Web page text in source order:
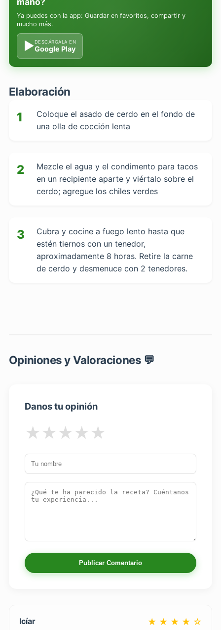
Ya puedes con la app: Guardar en favoritos, compartir y
mucho más.
▶DESCÁRGALA EN
Google Play
Elaboración
1
Coloque el asado de cerdo en el fondo de
una olla de cocción lenta
2
Mezcle el agua y el condimento para tacos
en un recipiente aparte y viértalo sobre el
cerdo; agregue los chiles verdes
3
Cubra y cocine a fuego lento hasta que
estén tiernos con un tenedor,
aproximadamente 8 horas. Retire la carne
de cerdo y desmenuce con 2 tenedores.
Opiniones y Valoraciones 💬
Danos tu opinión
★
★
★
★
★
Publicar Comentario
Icíar ★ ★ ★ ★ ☆